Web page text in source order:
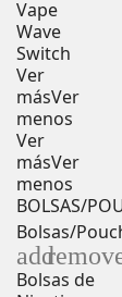
Vape
Wave
Switch
Ver
másVer
menos
Ver
másVer
menos
BOLSAS/
Bolsas/
add
Bolsas de